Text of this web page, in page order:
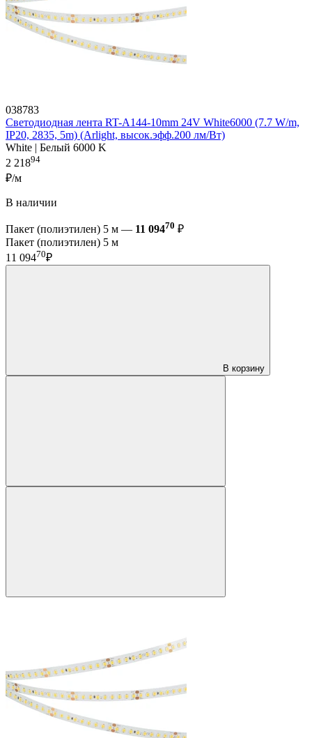
038783
Светодиодная лента RT-A144-10mm 24V White6000 (7.7 W/m,
IP20, 2835, 5m) (Arlight, высок.эфф.200 лм/Вт)
White | Белый 6000 K
2 21894
₽/м
В наличии
Пакет (полиэтилен) 5 м — 11 09470 ₽
Пакет (полиэтилен) 5 м
11 09470₽
В корзину